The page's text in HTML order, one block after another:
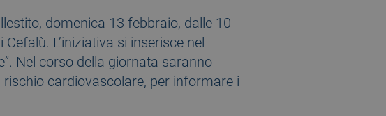
domenica 13 febbraio, dalle 10
L’iniziativa si inserisce nel
Nel corso della giornata saranno
cardiovascolare, per informare i